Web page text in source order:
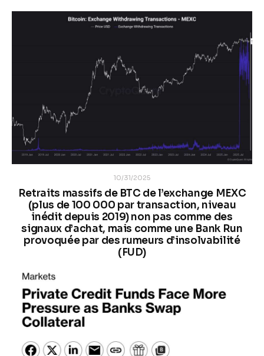
10/31/2025
Retraits massifs de BTC de l’exchange MEXC
(plus de 100 000 par transaction, niveau
inédit depuis 2019) non pas comme des
signaux d’achat, mais comme une Bank Run
provoquée par des rumeurs d’insolvabilité
(FUD)